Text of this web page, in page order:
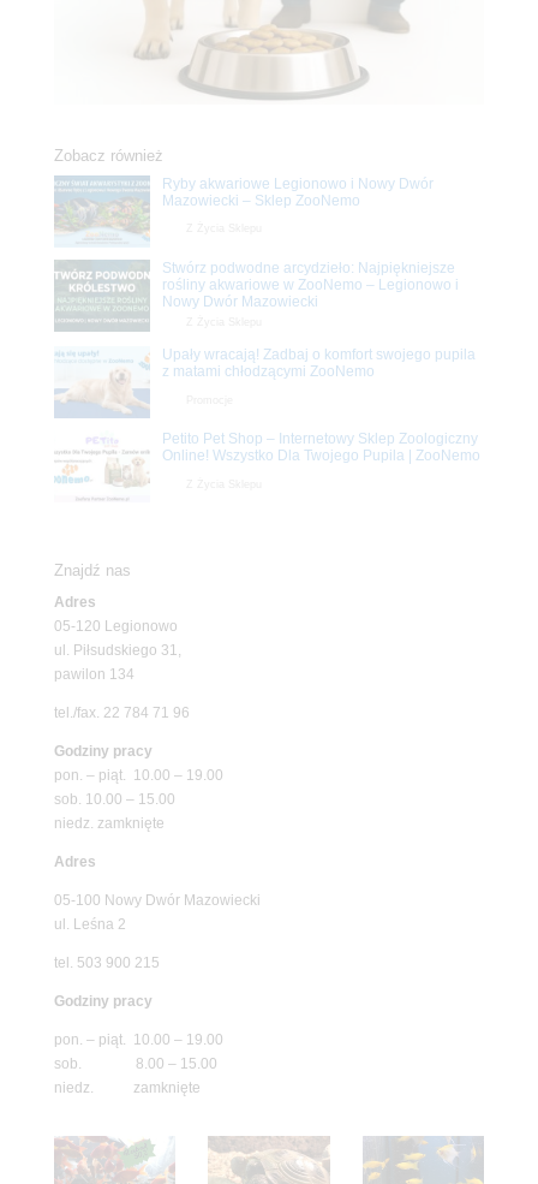
Zobacz również
Ryby akwariowe Legionowo i Nowy Dwór
Mazowiecki – Sklep ZooNemo
Stwórz podwodne arcydzieło: Najpiękniejsze
rośliny akwariowe w ZooNemo – Legionowo i
Nowy Dwór Mazowiecki
Upały wracają! Zadbaj o komfort swojego pupila
z matami chłodzącymi ZooNemo
Petito Pet Shop – Internetowy Sklep Zoologiczny
Online! Wszystko Dla Twojego Pupila | ZooNemo
Znajdź nas
Adres
05-120 Legionowo
ul. Piłsudskiego 31,
pawilon 134
tel./fax. 22 784 71 96
Godziny pracy
pon. – piąt. 10.00 – 19.00
sob. 10.00 – 15.00
niedz. zamknięte
Adres
05-100 Nowy Dwór Mazowiecki
ul. Leśna 2
tel. 503 900 215
Godziny pracy
pon. – piąt. 10.00 – 19.00
sob. 8.00 – 15.00
niedz. zamknięte